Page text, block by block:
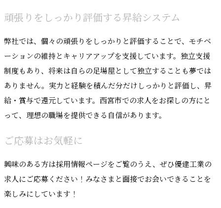
頑張りをしっかり評価する昇給システム
弊社では、個々の頑張りをしっかりと評価することで、モチベ
ーションの維持とキャリアアップを支援しています。独立支援
制度もあり、将来は自らの足場屋として独立することも夢では
ありません。実力と経験を積んだ分だけしっかりと評価し、昇
給・賞与で還元しています。西宮市での求人をお探しの方にと
って、理想の職場を提供できる自信があります。
ご応募はお気軽に
興味のある方は採用情報ページをご覧のうえ、ぜひ優建工業の
求人にご応募ください！みなさまと面接でお会いできることを
楽しみにしています！